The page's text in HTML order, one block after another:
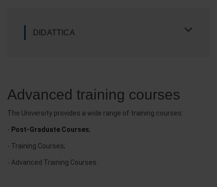
DIDATTICA
Advanced training courses
The University provides a wide range of training courses:
- Post-Graduate Courses;
- Training Courses;
- Advanced Training Courses.